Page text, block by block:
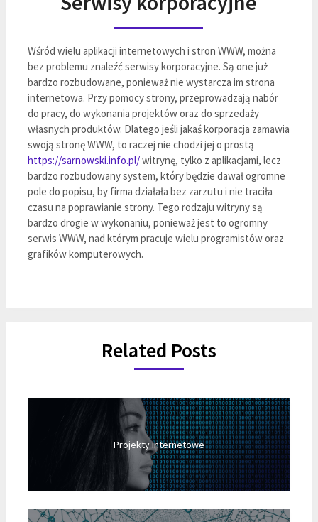
Wśród wielu aplikacji internetowych i stron WWW, można
bez problemu znaleźć serwisy korporacyjne. Są one już
bardzo rozbudowane, ponieważ nie wystarcza im strona
internetowa. Przy pomocy strony, przeprowadzają nabór
do pracy, do wykonania projektów oraz do sprzedaży
własnych produktów. Dlatego jeśli jakaś korporacja zamawia
swoją stronę WWW, to raczej nie chodzi jej o prostą
https://sarnowski.info.pl/witrynę, tylko z aplikacjami, lecz
bardzo rozbudowany system, który będzie dawał ogromne
pole do popisu, by firma działała bez zarzutu i nie traciła
czasu na poprawianie strony. Tego rodzaju witryny są
bardzo drogie w wykonaniu, ponieważ jest to ogromny
serwis WWW, nad którym pracuje wielu programistów oraz
grafików komputerowych.
Related Posts
Projekty internetowe